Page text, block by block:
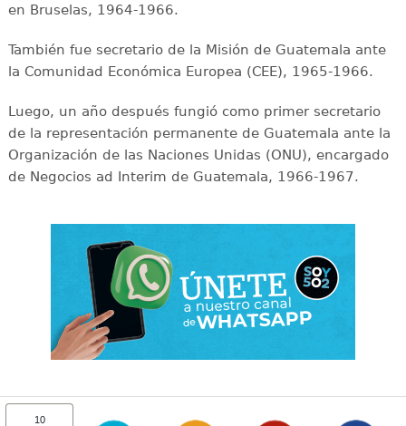
en Bruselas, 1964-1966.
También fue secretario de la Misión de Guatemala ante
la Comunidad Económica Europea (CEE), 1965-1966.
Luego, un año después fungió como primer secretario
de la representación permanente de Guatemala ante la
Organización de las Naciones Unidas (ONU), encargado
de Negocios ad Interim de Guatemala, 1966-1967.
10